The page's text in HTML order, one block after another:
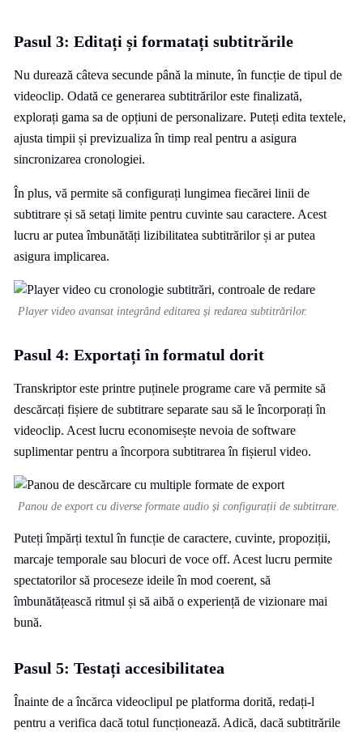
Pasul 3: Editați și formatați subtitrările
Nu durează câteva secunde până la minute, în funcție de tipul de
videoclip. Odată ce generarea subtitrărilor este finalizată,
explorați gama sa de opțiuni de personalizare. Puteți edita textele,
ajusta timpii și previzualiza în timp real pentru a asigura
sincronizarea cronologiei.
În plus, vă permite să configurați lungimea fiecărei linii de
subtitrare și să setați limite pentru cuvinte sau caractere. Acest
lucru ar putea îmbunătăți lizibilitatea subtitrărilor și ar putea
asigura implicarea.
Player video avansat integrând editarea și redarea subtitrărilor.
Pasul 4: Exportați în formatul dorit
Transkriptor este printre puținele programe care vă permite să
descărcați fișiere de subtitrare separate sau să le încorporați în
videoclip. Acest lucru economisește nevoia de software
suplimentar pentru a încorpora subtitrarea în fișierul video.
Panou de export cu diverse formate audio și configurații de subtitrare.
Puteți împărți textul în funcție de caractere, cuvinte, propoziții,
marcaje temporale sau blocuri de voce off. Acest lucru permite
spectatorilor să proceseze ideile în mod coerent, să
îmbunătățească ritmul și să aibă o experiență de vizionare mai
bună.
Pasul 5: Testați accesibilitatea
Înainte de a încărca videoclipul pe platforma dorită, redați-l
pentru a verifica dacă totul funcționează. Adică, dacă subtitrările